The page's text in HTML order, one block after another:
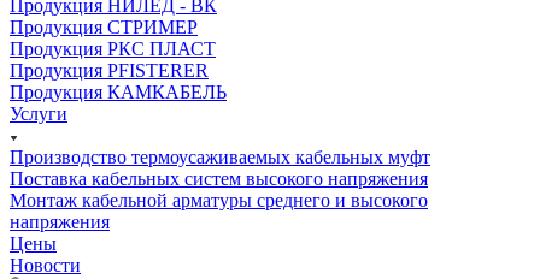
Продукция НИЛЕД - ВК
Продукция СТРИМЕР
Продукция РКС ПЛАСТ
Продукция PFISTERER
Продукция КАМКАБЕЛЬ
Услуги
Производство термоусаживаемых кабельных муфт
Поставка кабельных систем высокого напряжения
Монтаж кабельной арматуры среднего и высокого
напряжения
Цены
Новости